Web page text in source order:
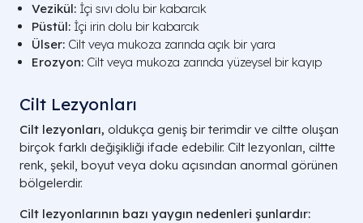
Vezikül: İçi sıvı dolu bir kabarcık
Püstül: İçi irin dolu bir kabarcık
Ülser: Cilt veya mukoza zarında açık bir yara
Erozyon: Cilt veya mukoza zarında yüzeysel bir kayıp
Cilt Lezyonları
Cilt lezyonları, oldukça geniş bir terimdir ve ciltte oluşan
birçok farklı değişikliği ifade edebilir. Cilt lezyonları, ciltte
renk, şekil, boyut veya doku açısından anormal görünen
bölgelerdir.
Cilt lezyonlarının bazı yaygın nedenleri şunlardır: